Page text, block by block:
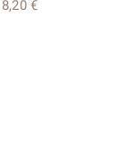
8,20 €